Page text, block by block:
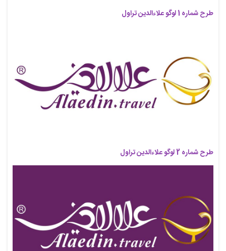
طرح شماره 1​​​​​​ لوگو علاءالدین تراول
طرح شماره 2 لوگو علاءالدین تراول